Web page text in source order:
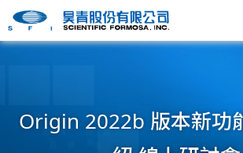
Origin 2022b 版本新功